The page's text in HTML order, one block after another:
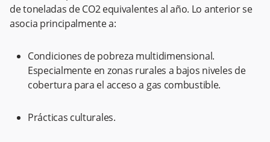
de toneladas de CO2 equivalentes al año. Lo anterior se
asocia principalmente a:
Condiciones de pobreza multidimensional.
Especialmente en zonas rurales a bajos niveles de
cobertura para el acceso a gas combustible.
Prácticas culturales.